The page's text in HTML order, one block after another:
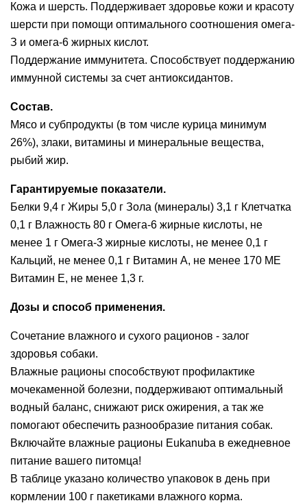
Кожа и шерсть. Поддерживает здоровье кожи и красоту
шерсти при помощи оптимального соотношения омега-
З и омега-6 жирных кислот.
Поддержание иммунитета. Способствует поддержанию
иммунной системы за счет антиоксидантов.
Состав.
Мясо и субпродукты (в том числе курица минимум
26%), злаки, витамины и минеральные вещества,
рыбий жир.
Гарантируемые показатели.
Белки 9,4 г Жиры 5,0 г Зола (минералы) 3,1 г Клетчатка
0,1 г Влажность 80 г Омега-6 жирные кислоты, не
менее 1 г Омега-3 жирные кислоты, не менее 0,1 г
Кальций, не менее 0,1 г Витамин А, не менее 170 МЕ
Витамин Е, не менее 1,3 г.
Дозы и способ применения.
Сочетание влажного и сухого рационов - залог
здоровья собаки.
Влажные рационы способствуют профилактике
мочекаменной болезни, поддерживают оптимальный
водный баланс, снижают риск ожирения, а так же
помогают обеспечить разнообразие питания собак.
Включайте влажные рационы Eukanuba в ежедневное
питание вашего питомца!
В таблице указано количество упаковок в день при
кормлении 100 г пакетиками влажного корма.